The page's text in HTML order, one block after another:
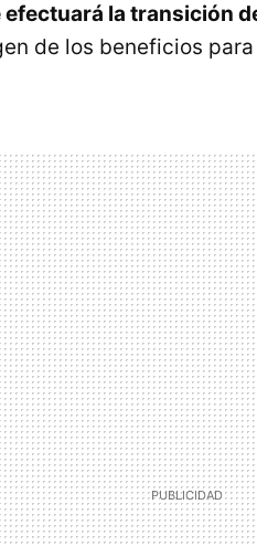
efectuará la transición
de los beneficios